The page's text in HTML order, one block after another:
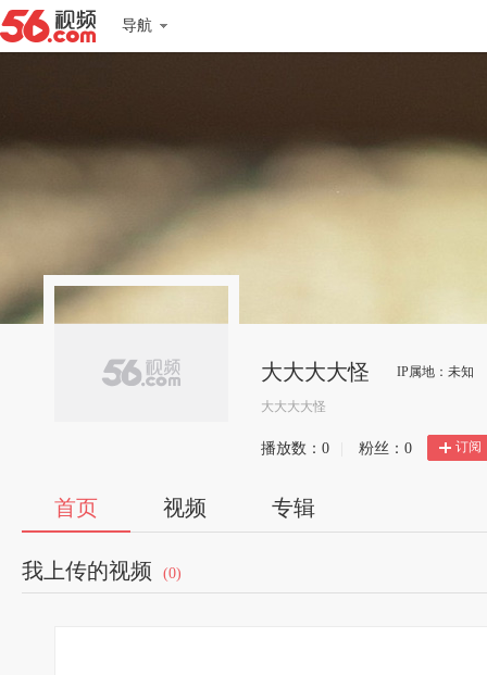
导航
大大大大怪 IP属地：未知
大大大大怪
播放数： 0 粉丝： 0 订阅
首页 视频 专辑
我上传的视频 (0)